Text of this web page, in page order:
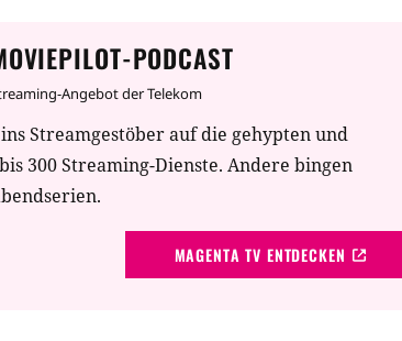
PODCAST
Angebot der Telekom
Streamgestöber auf die gehypten und
300 Streaming-Dienste. Andere bingen
MAGENTA TV ENTDECKEN